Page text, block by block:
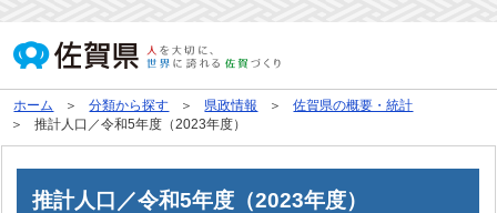
ホーム 分類から探す 県政情報
佐賀県の概要・統計
推計人口／令和5年度（2023年度）
推計人口／令和5年度（2023年度）